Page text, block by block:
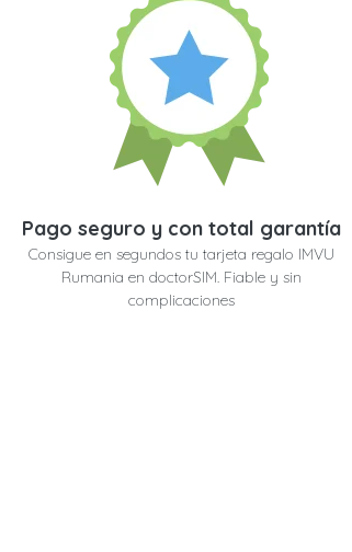
Pago seguro y con total garantía
Consigue en segundos tu tarjeta regalo IMVU
Rumania en doctorSIM. Fiable y sin
complicaciones